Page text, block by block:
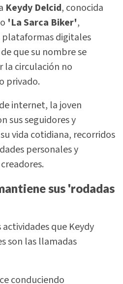
Keydy Delcid, conocida
'La Sarca Biker',
digitales
que su nombre se
la circulación no
privado.
internet, la joven
sus seguidores y
vida cotidiana, recorridos
personales y
sus 'rodadas
que Keydy
son las llamadas
conduciendo